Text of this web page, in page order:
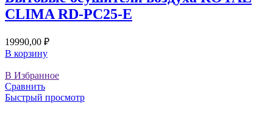
CLIMA RD-PC25-E
19990,00 ₽
В корзину
В Избранное
Сравнить
Быстрый просмотр